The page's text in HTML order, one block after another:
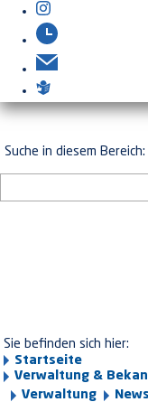
Suche in diesem Bereich:
Sie befinden sich hier:
Startseite
Verwaltung &
Verwaltung
News